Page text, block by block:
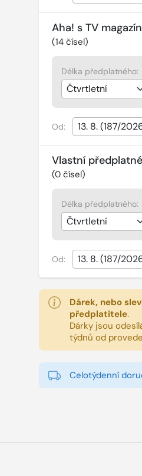
Aha! s TV
(14čísel)
Délka předplatného:
Od:
Vlastní předplatné
(0čísel)
Délka předplatného:
Od:
Dárek, nebo
předplatitele.
Dárky jsou
týdnů od
Celotýdenní